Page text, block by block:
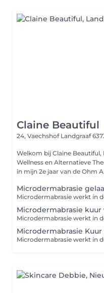
Claine Beautiful
24, Vaechshof Landgraaf
Welkom bij Claine
Wellness en Alternatieve Therapieën. Wist u dat
in mijn 2e jaar van de Ohm
Microdermabrasie
Microdermabrasie kuur
Microdermabrasie Kuur